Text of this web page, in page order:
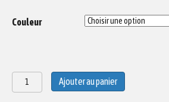
Couleur
quantité
de
Ajouter au panier